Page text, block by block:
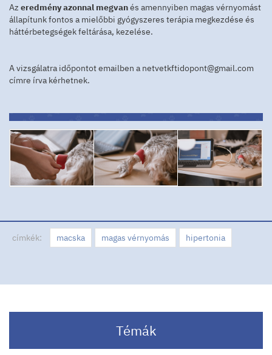
Az eredmény azonnal megvanés amennyiben magas vérnyomást
állapítunk fontos a mielőbbi gyógyszeres terápia megkezdése és
háttérbetegségek feltárása, kezelése.
A vizsgálatra időpontot emailben a netvetkftidopont@gmail.com
címre írva kérhetnek.
címkék: macska magas vérnyomás hipertonia
Témák